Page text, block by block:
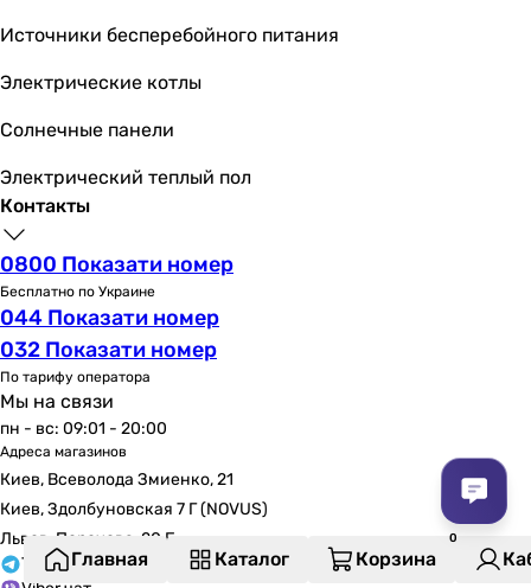
Источники бесперебойного питания
Электрические котлы
Солнечные панели
Электрический теплый пол
Контакты
0800 Показати номер
Бесплатно по Украине
044 Показати номер
032 Показати номер
По тарифу оператора
Мы на связи
пн - вс: 09:01 - 20:00
Адреса магазинов
Киев, Всеволода Змиенко, 21
Киев, Здолбуновская 7 Г (NOVUS)
Львов, Порохова, 20 Б
Telegram чат
Главная Каталог Корзина